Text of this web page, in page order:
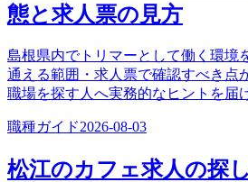
態と求人票の見方
島根県内でトリマーとして働く環境
通える範囲・求人票で確認すべき点
職場を探す人へ実務的なヒントを届
職種ガイド2026-08-03
松江のカフェ求人の探